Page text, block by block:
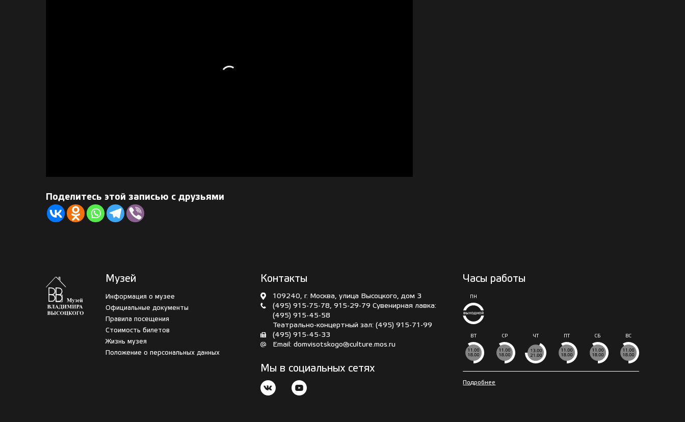
Поделитесь этой записью с друзьями
Музей
Информация о музее
Официальные документы
Правила посещения
Стоимость билетов
Жизнь музея
Положение о персональных данных
Контакты
109240, г. Москва, улица Высоцкого, дом 3
(495) 915-75-78, 915-29-79 Сувенирная лавка:
(495) 915-45-58
Театрально-концертный зал: (495) 915-71-99
(495) 915-45-33
Email: domvisotskogo@culture.mos.ru
Мы в социальных сетях
Часы работы
ПН
ВТ СР ЧТ СБ ВС
Подробнее